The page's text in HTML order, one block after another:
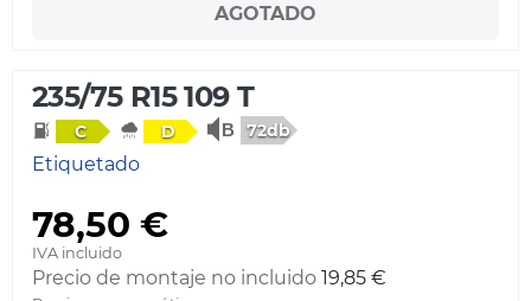
AGOTADO
235/75 R15 109 T
C D 72db
Etiquetado
78,50 €
IVA incluido
Precio de montaje no incluido 19,85 €